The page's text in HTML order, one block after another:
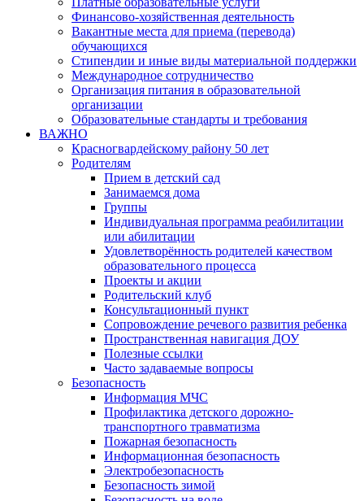
Финансово-хозяйственная деятельность
Вакантные места для приема (перевода)
обучающихся
Стипендии и иные виды материальной поддержки
Международное сотрудничество
Организация питания в образовательной
организации
Образовательные стандарты и требования
ВАЖНО
Красногвардейскому району 50 лет
Родителям
Прием в детский сад
Занимаемся дома
Группы
Индивидуальная программа реабилитации
или абилитации
Удовлетворённость родителей качеством
образовательного процесса
Проекты и акции
Родительский клуб
Консультационный пункт
Сопровождение речевого развития ребенка
Пространственная навигация ДОУ
Полезные ссылки
Часто задаваемые вопросы
Безопасность
Информация МЧС
Профилактика детского дорожно-
транспортного травматизма
Пожарная безопасность
Информационная безопасность
Электробезопасность
Безопасность зимой